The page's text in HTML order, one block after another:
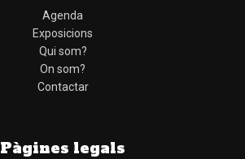
Agenda
Exposicions
Qui som?
On som?
Contactar
Pàgines legals